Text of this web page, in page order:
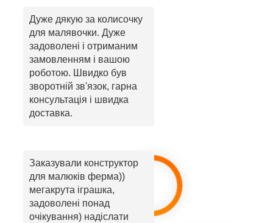
Дуже дякую за колисочку
для малявочки. Дуже
задоволені і отриманим
замовленням і вашою
роботою. Швидко був
зворотній зв'язок, гарна
консультація і швидка
доставка.
Заказували конструктор
для малюків ферма))
мегакрута іграшка,
задоволені понад
очікування) надіслати